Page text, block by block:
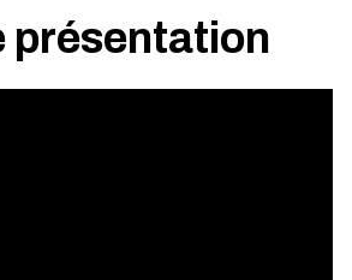
présentation